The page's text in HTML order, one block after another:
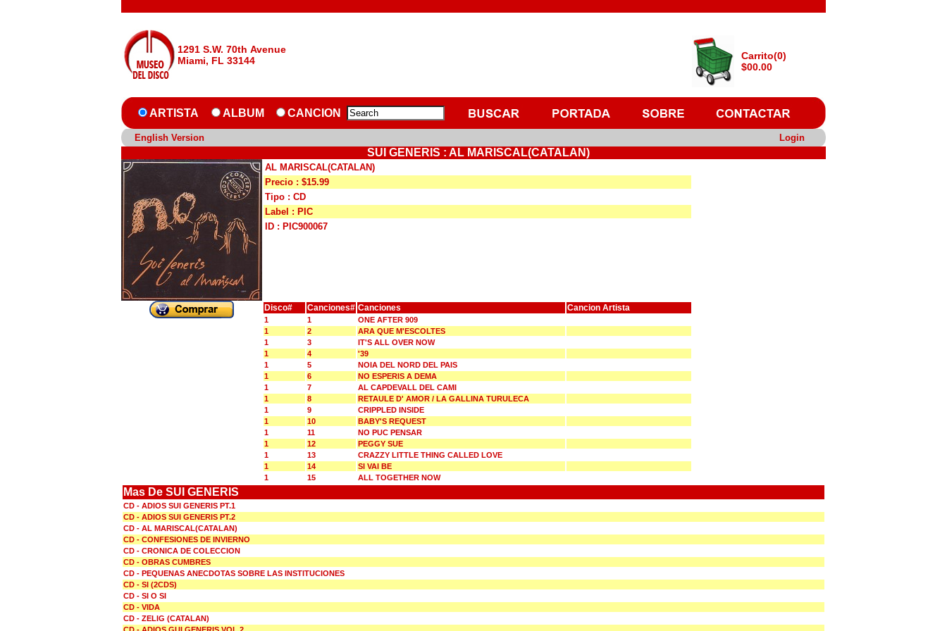
1291 S.W. 70th Avenue
Miami, FL 33144
Carrito(0)
$00.00
ARTISTA ALBUM CANCION
English Version Login
SUI GENERIS : AL MARISCAL(CATALAN)
AL MARISCAL(CATALAN)
Precio : $15.99
Tipo : CD
Label : PIC
ID : PIC900067
Disco# Canciones# Canciones Cancion Artista
1 1
ONE AFTER 909
1
2
ARA QUE M'ESCOLTES
1
3
IT'S ALL OVER NOW
1
4
'39
1
5
NOIA DEL NORD DEL PAIS
1
6
NO ESPERIS A DEMA
1
7
AL CAPDEVALL DEL CAMI
1
8
RETAULE D' AMOR / LA GALLINA TURULECA
1
9
CRIPPLED INSIDE
1
10
BABY'S REQUEST
1
11
NO PUC PENSAR
1
12
PEGGY SUE
1
13
CRAZZY LITTLE THING CALLED LOVE
1
14
SI VAI BE
1
15 ALL TOGETHER NOW
Mas De SUI GENERIS
CD - ADIOS SUI GENERIS PT.1
CD - ADIOS SUI GENERIS PT.2
CD - AL MARISCAL(CATALAN)
CD - CONFESIONES DE INVIERNO
CD - CRONICA DE COLECCION
CD - OBRAS CUMBRES
CD - PEQUENAS ANECDOTAS SOBRE LAS INSTITUCIONES
CD - SI (2CDS)
CD - SI O SI
CD - VIDA
CD - ZELIG (CATALAN)